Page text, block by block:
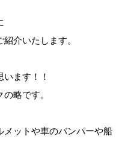
介いたします。
ます！！
略です。
メットや車のバンパーや船